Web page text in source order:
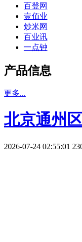
百登网
壹佰业
炒米网
百业讯
一点钟
产品信息
更多...
北京通州
2026-07-24 02:55:01